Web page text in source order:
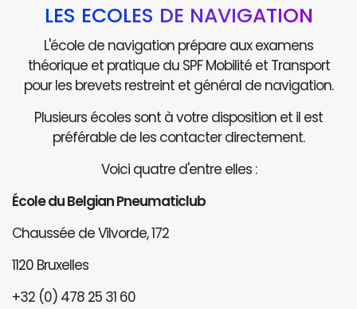
LES ÉCOLES DE NAVIGATION
L'école de navigation prépare aux examens
théorique et pratique du SPF Mobilité et Transport
pour les brevets restreint et général de navigation.
Plusieurs écoles sont à votre disposition et il est
préférable de les contacter directement.
Voici quatre d'entre elles :
École du Belgian Pneumaticlub
Chaussée de Vilvorde, 172
1120 Bruxelles
+32 (0) 478 25 31 60